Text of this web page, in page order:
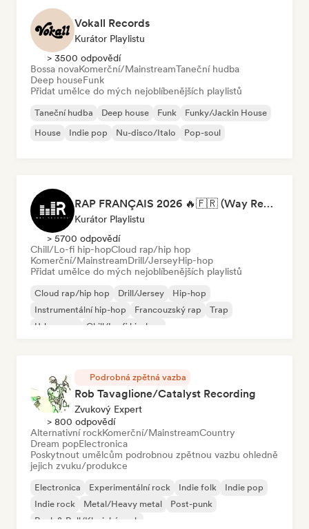
Vokall Records
Kurátor Playlistu
> 3500 odpovědí
Bossa novaKomerční/MainstreamTaneční hudba
Deep houseFunk
Přidat umělce do mých nejoblíbenějších playlistů
Taneční hudba Deep house Funk
Funky/Jackin House
House
Indie pop Nu-disco/Italo Pop-soul
RAP FRANÇAIS 2026 🔥🇫🇷 (Way Records)
Kurátor Playlistu
> 5700 odpovědí
Chill/Lo-fi hip-hopCloud rap/hip hop
Komerční/MainstreamDrill/JerseyHip-hop
Přidat umělce do mých nejoblíbenějších playlistů
Cloud rap/hip hop Drill/Jersey
Hip-hop
Instrumentální hip-hop
Francouzský rap
Trap
Urban pop
Chill/Lo-fi hip-hop
Podrobná zpětná vazba
Rob Tavaglione/Catalyst Recording
Zvukový Expert
> 800 odpovědí
Alternativní rockKomerční/MainstreamCountry
Dream popElectronica
Poskytnout umělcům podrobnou zpětnou vazbu ohledně
jejich zvuku/produkce
Electronica Experimentální rock Indie folk
Indie pop
Indie rock
Metal/Heavy metal
Post-punk
Rock & Roll/Klasický rock